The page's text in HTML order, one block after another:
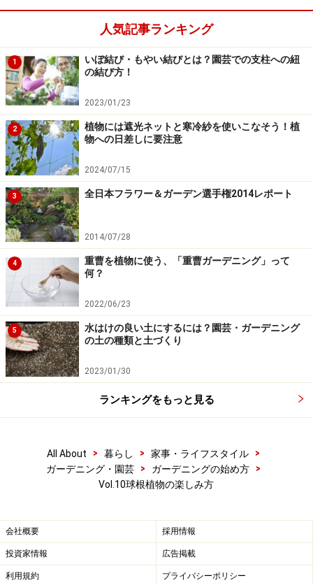
人気記事ランキング
1
いぼ結び・もやい結びとは？園芸での支柱への紐
の結び方！
2023/01/23
2
植物には遮光ネットと寒冷紗を使いこなそう！植
物への日差しに要注意
2024/07/15
3 全日本フラワー＆ガーデン選手権2014レポート
2014/07/28
4
重曹を植物に使う、「重曹ガーデニング」って
何？
2022/06/23
5
水はけの良い土にするには？園芸・ガーデニング
の土の種類と土づくり
2023/01/30
ランキングをもっと見る
All About > 暮らし > 家事・ライフスタイル
>
ガーデニング・園芸
> ガーデニングの始め方
>
Vol.10球根植物の楽しみ方
会社概要 採用情報
投資家情報 広告掲載
利用規約 プライバシーポリシー